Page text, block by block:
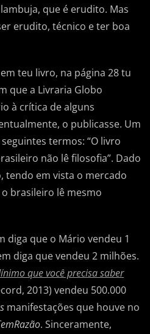
que é erudito. Mas
erudito, técnico e ter boa
teu livro, na página 28 tu
que a Livraria Globo
à crítica de alguns
o publicasse. Um
termos: “O livro
não lê filosofia”. Dado
tendo em vista o mercado
brasileiro lê mesmo
diga que o Mário vendeu 1
diga que vendeu 2 milhões.
que você precisa saber
2013) vendeu 500.000
manifestações que houve no
. Sinceramente,